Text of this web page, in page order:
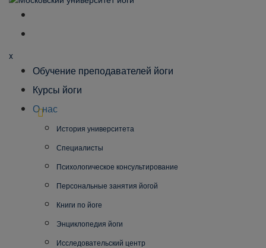
x
Обучение преподавателей йоги
Курсы йоги
О нас
История университета
Специалисты
Психологическое консультирование
Персональные занятия йогой
Книги по йоге
Энциклопедия йоги
Исследовательский центр